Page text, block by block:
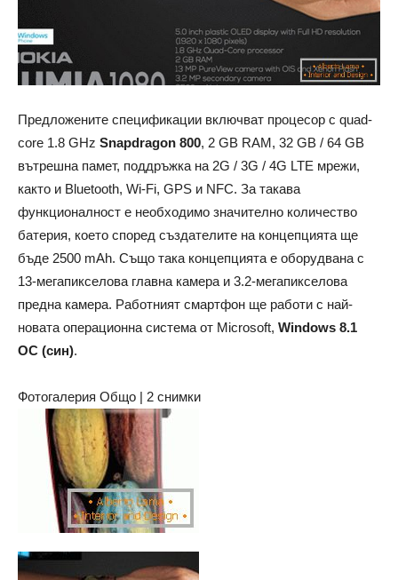
Предложените спецификации включват процесор с quad-
core 1.8 GHz Snapdragon 800, 2 GB RAM, 32 GB / 64 GB
вътрешна памет, поддръжка на 2G / 3G / 4G LTE мрежи,
както и Bluetooth, Wi-Fi, GPS и NFC. За такава
функционалност е необходимо значително количество
батерия, което според създателите на концепцията ще
бъде 2500 mAh. Също така концепцията е оборудвана с
13-мегапикселова главна камера и 3.2-мегапикселова
предна камера. Работният смартфон ще работи с най-
новата операционна система от Microsoft, Windows 8.1
ОС (син).
Фотогалерия Общо | 2 снимки